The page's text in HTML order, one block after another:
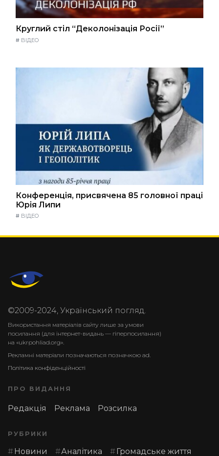
Круглий стіл “Деколонізація Росії”
# ВІДЕО
Конференція, присвячена 85 головної праці
Юрія Липи
# ВІДЕО
©2009-2024, Український погляд.
Використання матеріалів сайту лише за умови
посилання (для інтернет-видань — гіперпосилання)
на «ukrpohliad.org».
Рекламні матеріали позначаються позначкою ad.
Політика конфіденційності
ПРО ВИДАННЯ
Редакція Реклама Розсилка
РУБРИКИ
Новини Аналітика Громадське життя